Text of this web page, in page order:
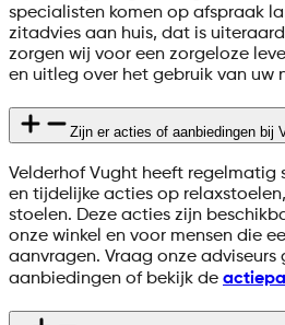
specialisten komen op afspraak
zitadvies aan huis, dat is
zorgen wij voor een zorgeloze
en uitleg over het gebruik van uw
Zijn er acties of aanbiedingen bij
Velderhof Vught heeft regelmatig
en tijdelijke acties op
stoelen. Deze acties zijn
onze winkel en voor mensen die
aanvragen. Vraag onze
aanbiedingen of bekijk de